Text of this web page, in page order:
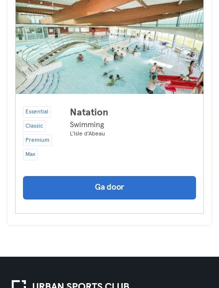
Essential
Classic
Premium
Max
Natation
Swimming
L’Isle d’Abeau
Ga door